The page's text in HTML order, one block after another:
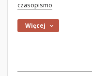
czasopismo
Więcej